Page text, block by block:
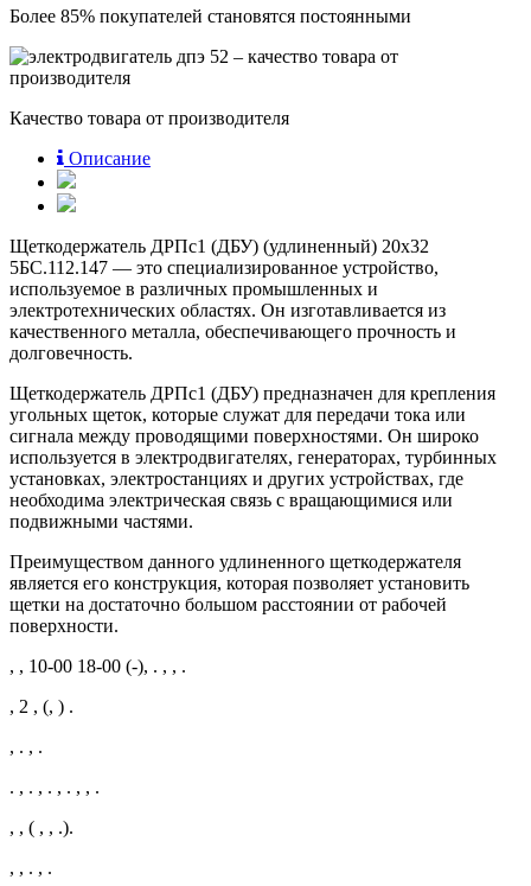
Более 85% покупателей становятся постоянными
Качество товара от производителя
Описание
Щеткодержатель ДРПс1 (ДБУ) (удлиненный) 20х32
5БС.112.147 — это специализированное устройство,
используемое в различных промышленных и
электротехнических областях. Он изготавливается из
качественного металла, обеспечивающего прочность и
долговечность.
Щеткодержатель ДРПс1 (ДБУ) предназначен для крепления
угольных щеток, которые служат для передачи тока или
сигнала между проводящими поверхностями. Он широко
используется в электродвигателях, генераторах, турбинных
установках, электростанциях и других устройствах, где
необходима электрическая связь с вращающимися или
подвижными частями.
Преимуществом данного удлиненного щеткодержателя
является его конструкция, которая позволяет установить
щетки на достаточно большом расстоянии от рабочей
поверхности.
, , 10-00 18-00 (-), . , , .
, 2 , (, ) .
, . , .
. , . , . , . , , .
, , ( , , .).
, , . , .